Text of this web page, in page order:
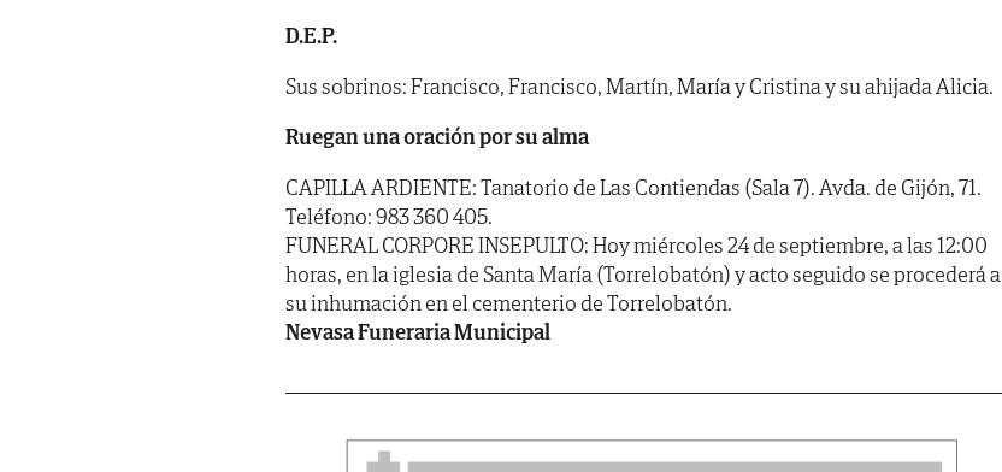
D.E.P.
Sus sobrinos: Francisco, Francisco, Martín, María y Cristina y su ahijada Alicia.
Ruegan una oración por su alma
CAPILLA ARDIENTE: Tanatorio de Las Contiendas (Sala 7). Avda. de Gijón, 71.
Teléfono: 983 360 405.
FUNERAL CORPORE INSEPULTO: Hoy miércoles 24 de septiembre, a las 12:00
horas, en la iglesia de Santa María (Torrelobatón) y acto seguido se procederá a
su inhumación en el cementerio de Torrelobatón.
Nevasa Funeraria Municipal